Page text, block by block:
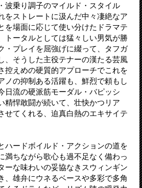
波乗り調子のマイルド・スタイル
をストレートに汲んだ中々凄絶なア
を場面に応じて使い分けたドラマテ
トータルとしては猛々しい男気が勝
・プレイを屈強げに綴って、タフガ
、そうした主役テナーの漢たる芸風
控えめの硬質的アプローチでこれを
ノの抑制ある活躍も、鮮烈で頼もし
日流の硬派筋モーダル・バピッシ
精悍敢闘が続いて、壮快かつリア
せてくれる、迫真白熱のエキサイテ
ードボイルド・アクションの道を
満ちながら歌心も過不足なく備わっ
ーな味わいの妥協なきスウィンギン
、雄弁にウネるベースや多彩で多角